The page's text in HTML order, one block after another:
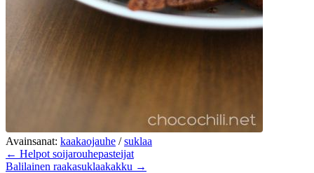
Avainsanat: kaakaojauhe /suklaa
← Helpot soijarouhepasteijat
Balilainen raakasuklaakakku →